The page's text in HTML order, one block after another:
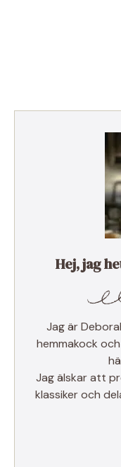
Hej, jag
Jag är
hemmakock
Jag älskar att
klassiker och